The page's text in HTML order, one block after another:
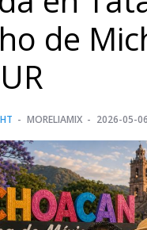
de
MORELIAMIX 2026-05-